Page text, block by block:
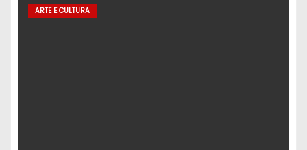
ARTE E CULTURA